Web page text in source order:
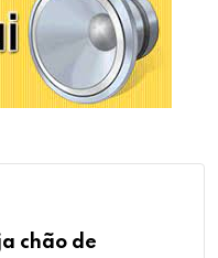
chão de